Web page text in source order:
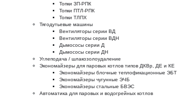
Топки ЗП-РПК
Топки ПТЛ-РПК
Топки ТЛПХ
Тягодутьевые машины
Вентиляторы серии ВД
Вентиляторы серии ВДН
Дымососы серии Д
Дымососы серии ДН
Углеподача / шлакозолоудаление
Экономайзеры для паровых котлов типов ДКВр, ДЕ и КЕ
Экономайзеры блочные теплофикационные ЭБТ
Экономайзеры чугунные ЭЧБ
Экономайзеры стальные БВЭС
Автоматика для паровых и водогрейных котлов